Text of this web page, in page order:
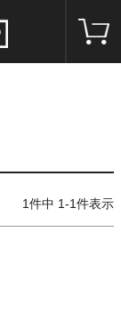
1件中 1-1件表示